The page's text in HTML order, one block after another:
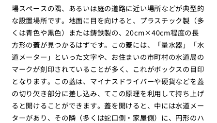
場スペースの隅、あるいは庭の道路に近い場所などが典型的
な設置場所です。地面に目を向けると、プラスチック製（多
くは青色や黒色）または鋳鉄製の、20cm×40cm程度の長
方形の蓋が見つかるはずです。この蓋には、「量水器」「水
道メーター」といった文字や、お住まいの市町村の水道局の
マークが刻印されていることが多く、これがボックスの目印
となります。この蓋は、マイナスドライバーや硬貨などを蓋
の切り欠き部分に差し込み、てこの原理を利用して持ち上げ
ると開けることができます。蓋を開けると、中には水道メー
ターがあり、その隣（多くは蛇口側・家屋側）に、円形のハ